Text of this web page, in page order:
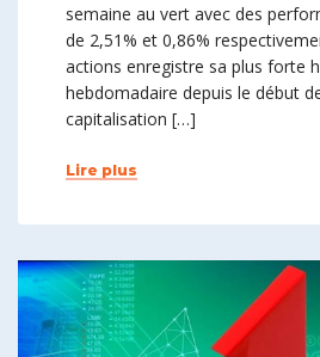
semaine au vert avec des
de 2,51% et 0,86%
actions enregistre sa plus forte
hebdomadaire depuis le début
capitalisation […]
Lire plus